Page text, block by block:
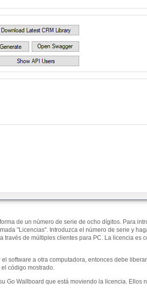
de un número de serie de ocho dígitos. Para
"Licencias". Introduzca el número de serie y
de múltiples clientes para PC. La licencia es
software a otra computadora, entonces debe
código mostrado.
Go Wallboard que está moviendo la licencia. Ellos